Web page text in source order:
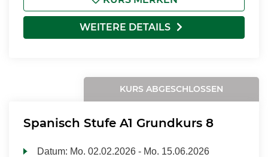
WEITERE DETAILS
KURS ABGESCHLOSSEN
Spanisch Stufe A1 Grundkurs 8
Datum: Mo. 02.02.2026 - Mo. 15.06.2026